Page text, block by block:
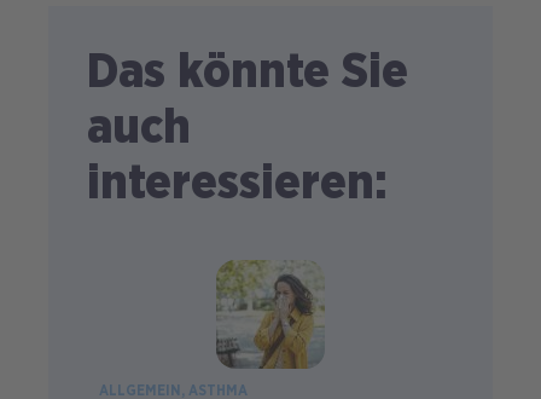
Das könnte Sie
auch
interessieren:
ALLGEMEIN ASTHMA